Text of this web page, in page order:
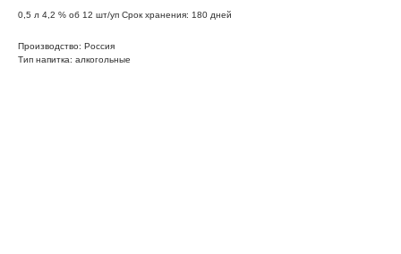
0,5 л 4,2 % об 12 шт/уп Срок хранения: 180 дней
Производство: Россия
Тип напитка: алкогольные